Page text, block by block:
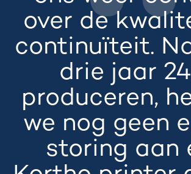
over de
continuïteit.
drie jaar
produceren,
we nog geen
storing aan